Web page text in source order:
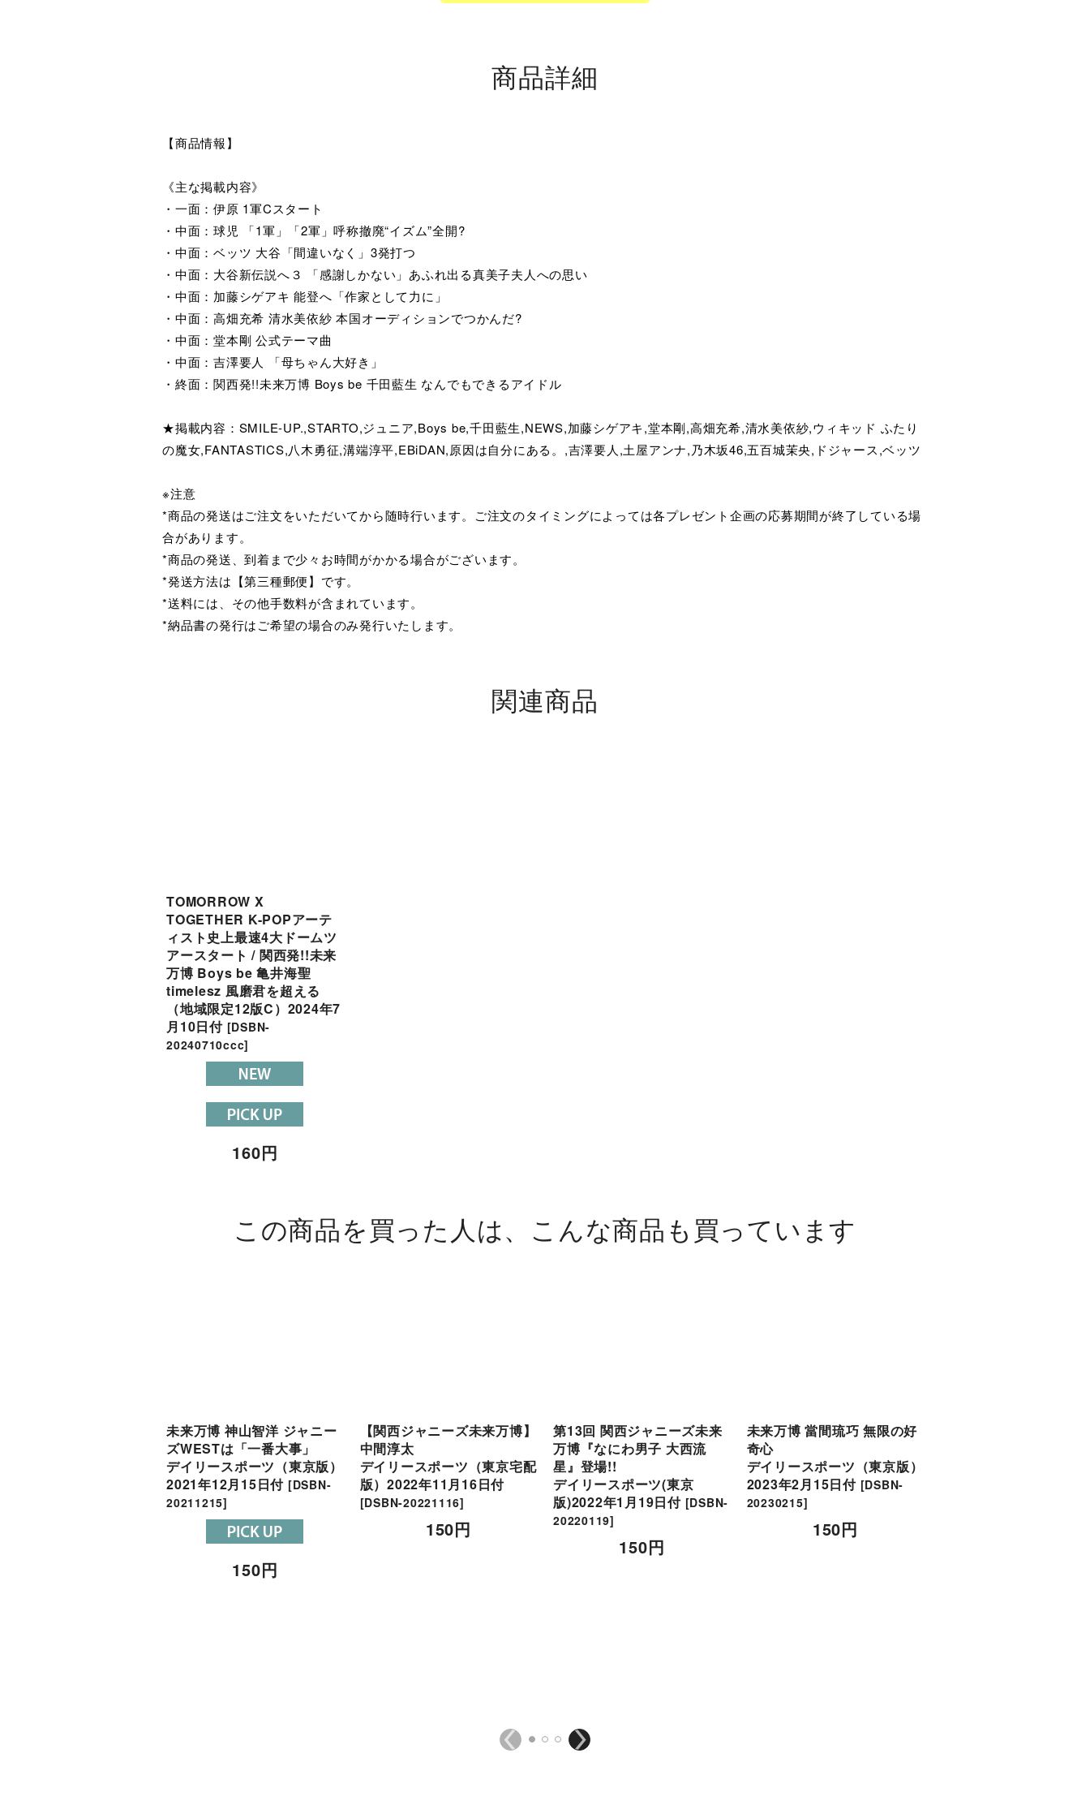
商品詳細
【商品情報】
《主な掲載内容》
・一面：伊原 1軍Cスタート
・中面：球児 「1軍」「2軍」呼称撤廃“イズム”全開?
・中面：ベッツ 大谷「間違いなく」3発打つ
・中面：大谷新伝説へ３ 「感謝しかない」あふれ出る真美子夫人への思い
・中面：加藤シゲアキ 能登へ「作家として力に」
・中面：高畑充希 清水美依紗 本国オーディションでつかんだ?
・中面：堂本剛 公式テーマ曲
・中面：吉澤要人 「母ちゃん大好き」
・終面：関西発!!未来万博 Boys be 千田藍生 なんでもできるアイドル
★掲載内容：SMILE-UP.,STARTO,ジュニア,Boys be,千田藍生,NEWS,加藤シゲアキ,堂本剛,高畑充希,清水美依紗,ウィキッド ふたり
の魔女,FANTASTICS,八木勇征,溝端淳平,EBiDAN,原因は自分にある。,吉澤要人,土屋アンナ,乃木坂46,五百城茉央,ドジャース,ベッツ
※注意
*商品の発送はご注文をいただいてから随時行います。ご注文のタイミングによっては各プレゼント企画の応募期間が終了している場
合があります。
*商品の発送、到着まで少々お時間がかかる場合がございます。
*発送方法は【第三種郵便】です。
*送料には、その他手数料が含まれています。
*納品書の発行はご希望の場合のみ発行いたします。
関連商品
TOMORROW X
TOGETHER K-POPアーテ
ィスト史上最速4大ドームツ
アースタート / 関西発!!未来
万博 Boys be 亀井海聖
timelesz 風磨君を超える
（地域限定12版C）2024年7
月10日付 [DSBN-
20240710ccc]
160円
この商品を買った人は、こんな商品も買っています
未来万博 神山智洋 ジャニー
ズWESTは「一番大事」
デイリースポーツ（東京版）
2021年12月15日付 [DSBN-
20211215]
150円
【関西ジャニーズ未来万博】
中間淳太
デイリースポーツ（東京宅配
版）2022年11月16日付
[DSBN-20221116]
150円
第13回 関西ジャニーズ未来
万博『なにわ男子 大西流
星』登場!!
デイリースポーツ(東京
版)2022年1月19日付 [DSBN-
20220119]
150円
未来万博 當間琉巧 無限の好
奇心
デイリースポーツ（東京版）
2023年2月15日付 [DSBN-
20230215]
150円